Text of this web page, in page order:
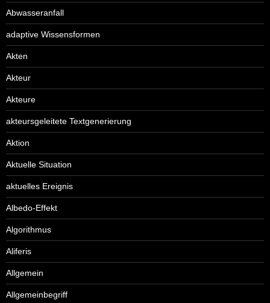
Abwasseranfall
adaptive Wissensformen
Akten
Akteur
Akteure
akteursgeleitete Textgenerierung
Aktion
Aktuelle Situation
aktuelles Ereignis
Albedo-Effekt
Algorithmus
Aliferis
Allgemein
Allgemeinbegriff